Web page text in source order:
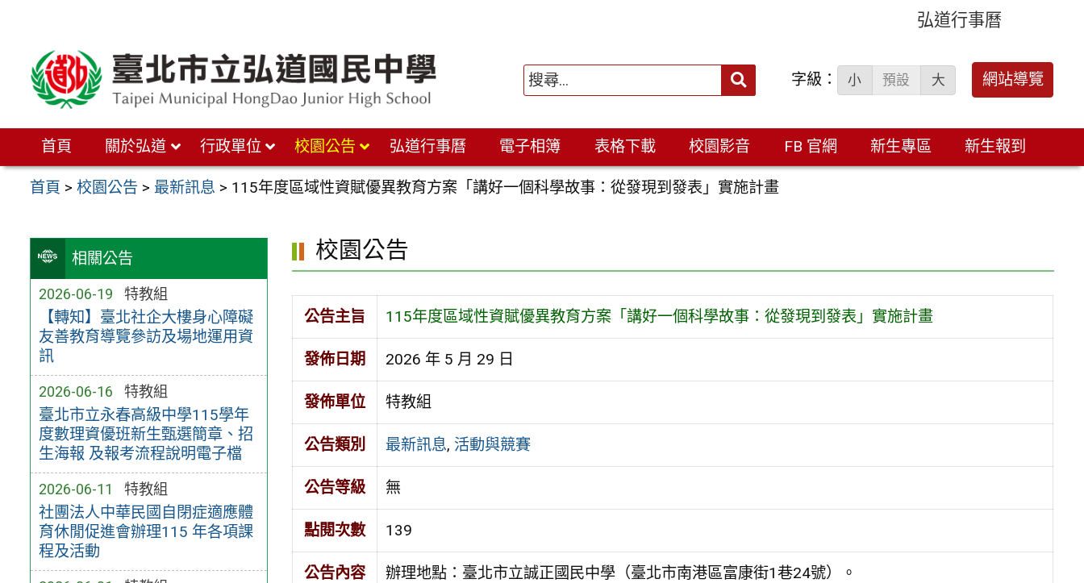
弘道行事曆
搜
字級： 小 預設 大 網站導覽
首頁 關於弘道 行政單位 校園公告 弘道行事曆 電子相簿 表格下載 校園影音 FB 官網 新生專區 新生報到
首頁 >校園公告 > 最新訊息 > 115年度區域性資賦優異教育方案「講好一個科學故事：從發現到發表」實施計畫
相關公告
2026-06-19 特教組
【轉知】臺北社企大樓身心障礙
友善教育導覽參訪及場地運用資
訊
2026-06-16 特教組
臺北市立永春高級中學115學年
度數理資優班新生甄選簡章、招
生海報 及報考流程說明電子檔
2026-06-11 特教組
社團法人中華民國自閉症適應體
育休閒促進會辦理115 年各項課
程及活動
校園公告
公告主旨 115年度區域性資賦優異教育方案「講好一個科學故事：從發現到發表」實施計畫
發佈日期 2026 年 5 月 29 日
發佈單位 特教組
公告類別 最新訊息, 活動與競賽
公告等級 無
點閱次數 139
公告內容
辦理地點：臺北市立誠正國民中學（臺北市南港區富康街1巷24號）。